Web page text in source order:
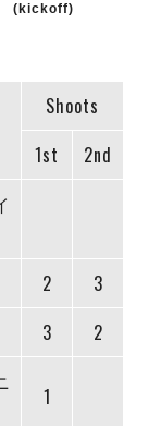
2026
(kickoff)
Shoots
1st
2nd
2
3
3 2
1